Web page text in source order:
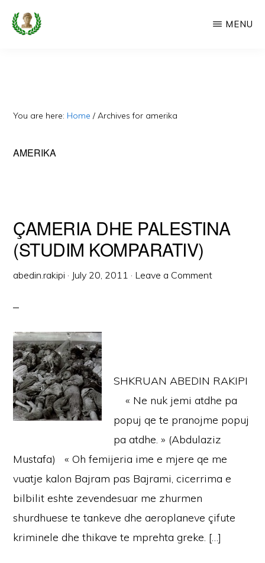
Skip
Faqe
Dedikuar
MENU
You are here: Home / Archives for amerika
AMERIKA
ÇAMERIA DHE PALESTINA
(STUDIM KOMPARATIV)
abedin.rakipi · July 20, 2011 · Leave a Comment
SHKRUAN ABEDIN RAKIPI
« Ne nuk jemi atdhe pa
popuj qe te pranojme popuj
pa atdhe. » (Abdulaziz
Mustafa) « Oh femijeria ime e mjere qe me
vuatje kalon Bajram pas Bajrami, cicerrima e
bilbilit eshte zevendesuar me zhurmen
shurdhuese te tankeve dhe aeroplaneve çifute
kriminele dhe thikave te mprehta greke. […]